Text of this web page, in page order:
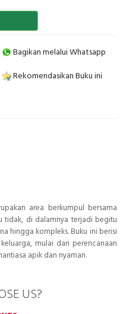
Bagikan melalui Whatsapp
Rekomendasikan Buku ini
area berkumpul bersama
tidak, di dalamnya terjadi begitu
hingga kompleks. Buku ini berisi
mulai dari perencanaan
apik dan nyaman.
US?